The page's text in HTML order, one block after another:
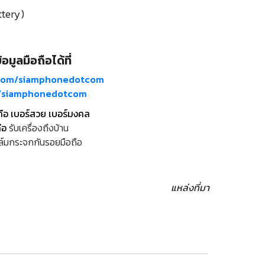
มูลมือถือได้ที่
siamphonedotcom
เบอร์สวย เบอร์มงคล
รับเครื่องถึงบ้าน
กระจกกันรอยมือถือ
แหล่งที่มา